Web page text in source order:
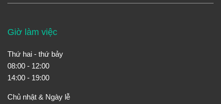
Giờ làm việc
Thứ hai - thứ bảy
08:00 - 12:00
14:00 - 19:00
Chủ nhật & Ngày lễ